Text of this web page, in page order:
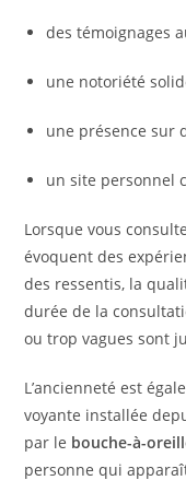
des témoignages
une notoriété
une présence sur
un site personnel
Lorsque vous
évoquent des
des ressentis, la
durée de la
ou trop vagues sont
L’ancienneté est
voyante installée
par le bouche-à-
personne qui